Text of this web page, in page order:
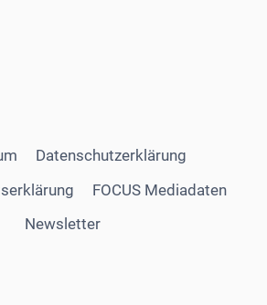
Datenschutzerklärung
FOCUS Mediadaten
Newsletter